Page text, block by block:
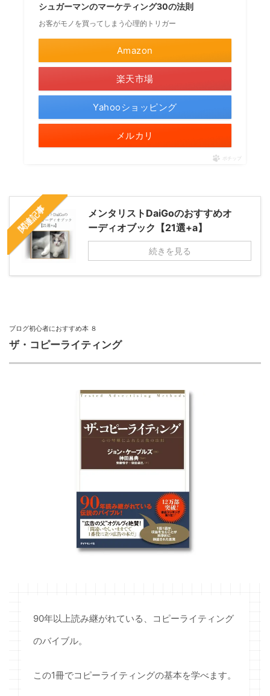
シュガーマンのマーケティング30の法則
お客がモノを買ってしまう心理的トリガー
Amazon
楽天市場
Yahooショッピング
メルカリ
ポチップ
関連記事
メンタリストDaiGoのおすすめオ
ーディオブック【21選+a】
続きを見る
ブログ初心者におすすめ本 ８
ザ・コピーライティング
90年以上読み継がれている、コピーライティング
のバイブル。
この1冊でコピーライティングの基本を学べます。